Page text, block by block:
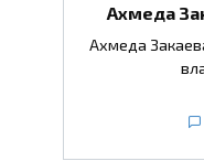
Ахмеда
Ахмеда